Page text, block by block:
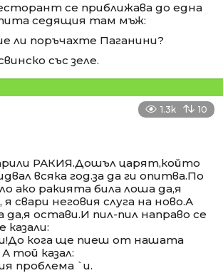
се приближава до една
седящия там мъж:
ли поръчахте Паганини?
със зеле.
1.3k 10
РАКИЯ.Дошъл царят,който
всяка год.за да ги опитва.По
ако ракията била лоша да,я
я свари неговия слуга на ново.А
да,я остави.И пил-пил направо се
казали:
кога ще пиеш от нашата
той казал:
проблема `и.